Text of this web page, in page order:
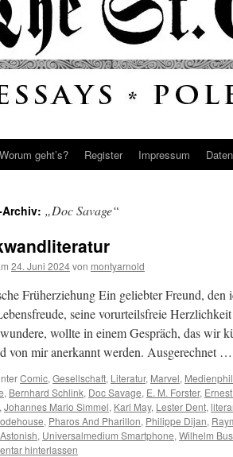
Worum geht’s? Register Impressum
„Doc Savage“
24. Juni 2024von montyarnold
Früherziehung Ein geliebter Freund,
seine vorurteilsfreie
wollte in einem Gespräch, das wir
von mir anerkannt werden. Ausgerechnet …
Comic, Gesellschaft, Literatur, Marvel,
, Bernhard Schlink, Doc Savage, E. M. Forster,
, Johannes Mario Simmel, Karl May, Lester Dent,
, Pharos And Pharillon, Philippe Dijan,
, Universalmedium Smartphone, Wilhelm
hinterlassen